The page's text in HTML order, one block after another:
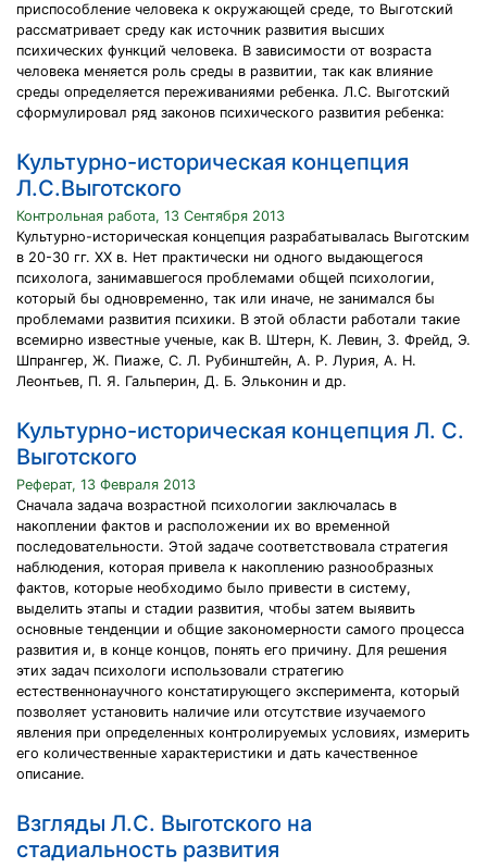
приспособление человека к окружающей среде, то Выготский
рассматривает среду как источник развития высших
психических функций человека. В зависимости от возраста
человека меняется роль среды в развитии, так как влияние
среды определяется переживаниями ребенка. Л.С. Выготский
сформулировал ряд законов психического развития ребенка:
Культурно-историческая концепция
Л.С.Выготского
Контрольная работа, 13 Сентября 2013
Культурно-историческая концепция разрабатывалась Выготским
в 20-30 гг. XX в. Нет практически ни одного выдающегося
психолога, занимавшегося проблемами общей психологии,
который бы одновременно, так или иначе, не занимался бы
проблемами развития психики. В этой области работали такие
всемирно известные ученые, как В. Штерн, К. Левин, 3. Фрейд, Э.
Шпрангер, Ж. Пиаже, С. Л. Рубинштейн, А. Р. Лурия, А. Н.
Леонтьев, П. Я. Гальперин, Д. Б. Эльконин и др.
Культурно-историческая концепция Л. С.
Выготского
Реферат, 13 Февраля 2013
Сначала задача возрастной психологии заключалась в
накоплении фактов и расположении их во временной
последовательности. Этой задаче соответствовала стратегия
наблюдения, которая привела к накоплению разнообразных
фактов, которые необходимо было привести в систему,
выделить этапы и стадии развития, чтобы затем выявить
основные тенденции и общие закономерности самого процесса
развития и, в конце концов, понять его причину. Для решения
этих задач психологи использовали стратегию
естественнонаучного констатирующего эксперимента, который
позволяет установить наличие или отсутствие изучаемого
явления при определенных контролируемых условиях, измерить
его количественные характеристики и дать качественное
описание.
Взгляды Л.С. Выготского на
стадиальность развития